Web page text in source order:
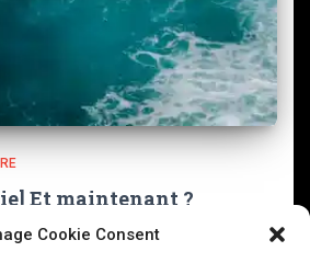
Cookie Consent
Et maintenant ?
le dernier tome de Stanley n’est